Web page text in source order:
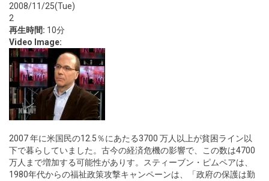
2008/11/25(Tue)
2
再生時間: 10分
Video Image:
2007 年に米国民の12.5％にあたる3700 万人以上が貧困ライン以
下で暮らしていました。古今の経済危機の影響で、この数は4700
万人まで増加する可能性がありす。スティーブン・ピムペアは、
1980年代からの福祉政策攻撃キャンペーンは、「政府の保護は勤